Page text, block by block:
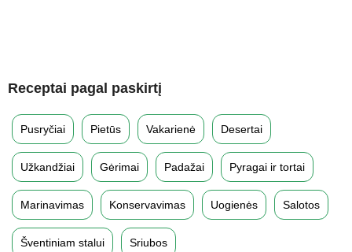
Receptai pagal paskirtį
Pusryčiai Pietūs Vakarienė Desertai
Užkandžiai Gėrimai Padažai Pyragai ir tortai
Marinavimas Konservavimas Uogienės Salotos
Šventiniam stalui Sriubos